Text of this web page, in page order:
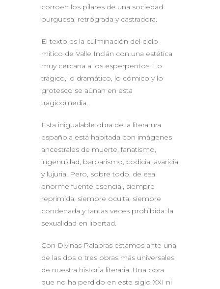
corroen los pilares de una sociedad
burguesa, retrógrada y castradora.
El texto es la culminación del ciclo
mítico de Valle Inclán con una estética
muy cercana a los esperpentos. Lo
trágico, lo dramático, lo cómico y lo
grotesco se aúnan en esta
tragicomedia.
Esta inigualable obra de la literatura
española está habitada con imágenes
ancestrales de muerte, fanatismo,
ingenuidad, barbarismo, codicia, avaricia
y lujuria. Pero, sobre todo, de esa
enorme fuente esencial, siempre
reprimida, siempre oculta, siempre
condenada y tantas veces prohibida: la
sexualidad en libertad.
Con Divinas Palabras estamos ante una
de las dos o tres obras más universales
de nuestra historia literaria. Una obra
que no ha perdido en este siglo XXI ni